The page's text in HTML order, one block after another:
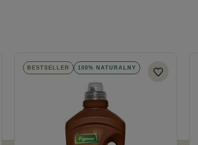
BESTSELLER 100% NATURALNY